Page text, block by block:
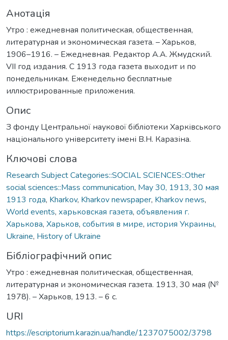
Анотація
Утро : ежедневная политическая, общественная,
литературная и экономическая газета. – Харьков,
1906–1916. – Ежедневная. Редактор А.А. Жмудский.
VII год издания. С 1913 года газета выходит и по
понедельникам. Еженедельно бесплатные
иллюстрированные приложения.
Опис
З фонду Центральної наукової бібліотеки Харківського
національного університету імені В.Н. Каразіна.
Ключові слова
Research Subject Categories::SOCIAL SCIENCES::Other
social sciences::Mass communication, May 30, 1913, 30 мая
1913 года, Kharkov, Kharkov newspaper, Kharkov news,
World events, харьковская газета, объявления г.
Харькова, Харьков, события в мире, история Украины,
Ukraine, History of Ukraine
Бібліографічний опис
Утро : ежедневная политическая, общественная,
литературная и экономическая газета. 1913, 30 мая (№
1978). – Харьков, 1913. – 6 с.
URI
https://escriptorium.karazin.ua/handle/1237075002/3798